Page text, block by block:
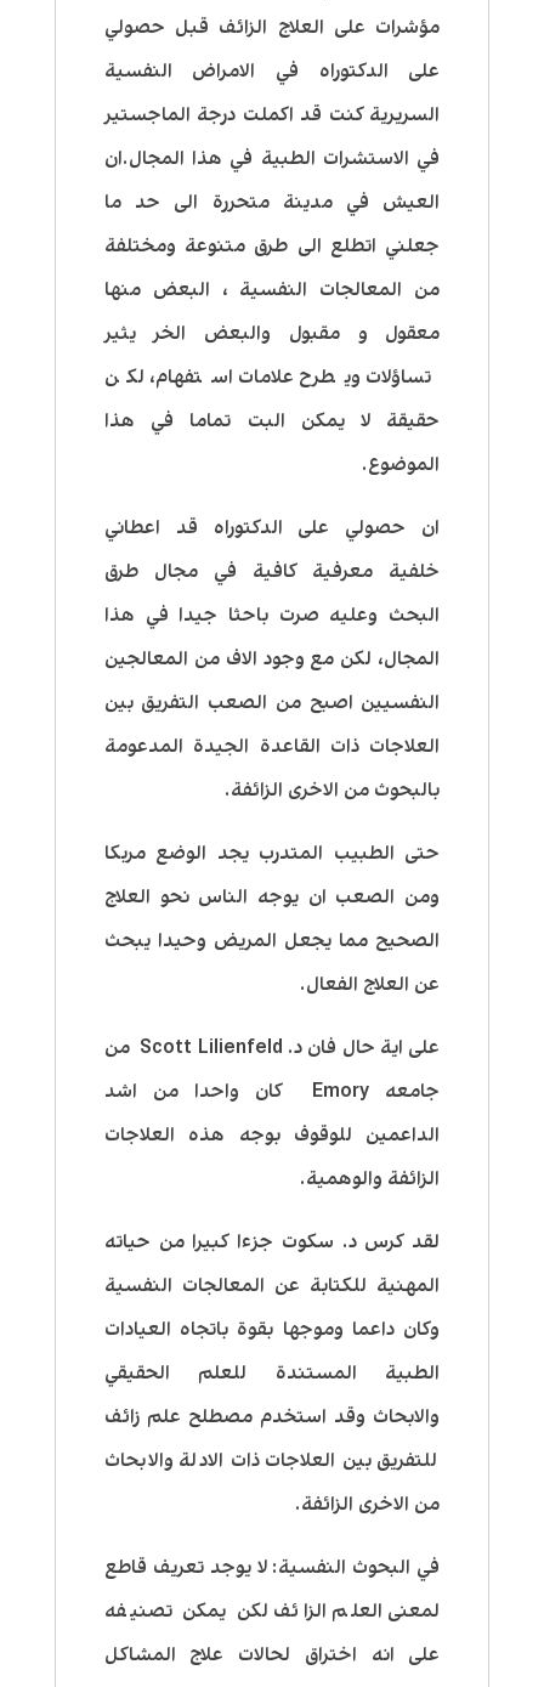
مؤشرات على العلاج الزائف قبل حصولي
على الدكتوراه في الامراض النفسية
السريرية كنت قد اكملت درجة الماجستير
في الاستشرات الطبية في هذا المجال.ان
العيش في مدينة متحررة الى حد ما
جعلني اتطلع الى طرق متنوعة ومختلفة
من المعالجات النفسية ، البعض منها
معقول و مقبول والبعض الخر يثير
تساؤلات ويطرح علامات استفهام، لكن
حقيقة لا يمكن البت تماما في هذا
الموضوع.
ان حصولي على الدكتوراه قد اعطاني
خلفية معرفية كافية في مجال طرق
البحث وعليه صرت باحثا جيدا في هذا
المجال، لكن مع وجود الاف من المعالجين
النفسيين اصبح من الصعب التفريق بين
العلاجات ذات القاعدة الجيدة المدعومة
بالبحوث من الاخرى الزائفة.
حتى الطبيب المتدرب يجد الوضع مربكا
ومن الصعب ان يوجه الناس نحو العلاج
الصحيح مما يجعل المريض وحيدا يبحث
عن العلاج الفعال.
على اية حال فان د. Scott Lilienfeld من
جامعه Emory كان واحدا من اشد
الداعمين للوقوف بوجه هذه العلاجات
الزائفة والوهمية.
لقد كرس د. سكوت جزءا كبيرا من حياته
المهنية للكتابة عن المعالجات النفسية
وكان داعما وموجها بقوة باتجاه العيادات
الطبية المستندة للعلم الحقيقي
والابحاث وقد استخدم مصطلح علم زائف
للتفريق بين العلاجات ذات الادلة والابحاث
من الاخرى الزائفة.
في البحوث النفسية: لا يوجد تعريف قاطع
لمعنى العلم الزائف لكن يمكن تصنيفه
على انه اختراق لحالات علاج المشاكل